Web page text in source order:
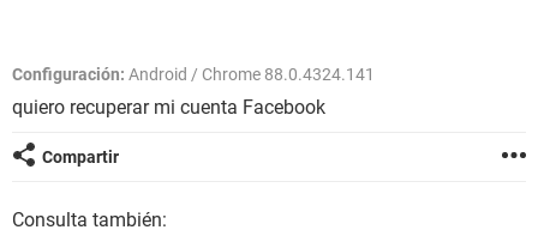
Configuración: Android / Chrome 88.0.4324.141
quiero recuperar mi cuenta Facebook
Compartir
Consulta también: